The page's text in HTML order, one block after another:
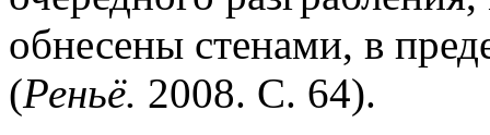
обнесены стенами, в
(Реньё. 2008. С. 64).